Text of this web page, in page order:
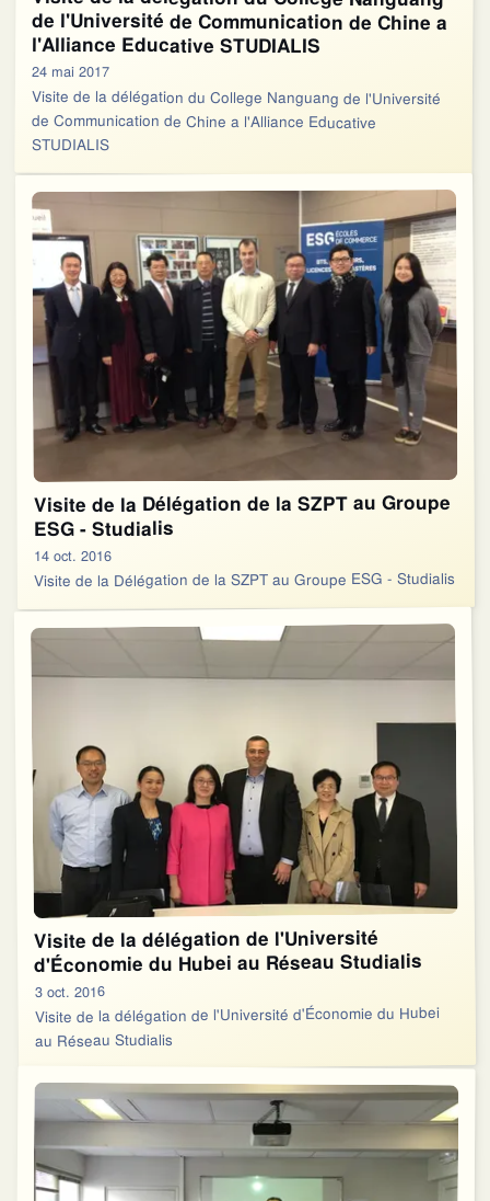
l'Alliance Educative STUDIALIS
24 mai 2017
Visite de la délégation du College Nanguang de l'Université
de Communication de Chine a l'Alliance Educative
STUDIALIS
Visite de la Délégation de la SZPT au Groupe
ESG - Studialis
14 oct. 2016
Visite de la Délégation de la SZPT au Groupe ESG - Studialis
Visite de la délégation de l'Université
d'Économie du Hubei au Réseau Studialis
3 oct. 2016
Visite de la délégation de l'Université d'Économie du Hubei
au Réseau Studialis